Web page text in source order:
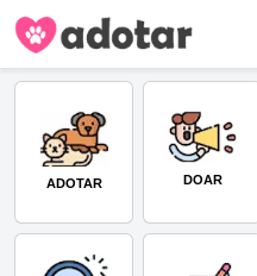
ADOTAR DOAR